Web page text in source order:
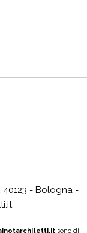
40123 - Bologna -
sono di